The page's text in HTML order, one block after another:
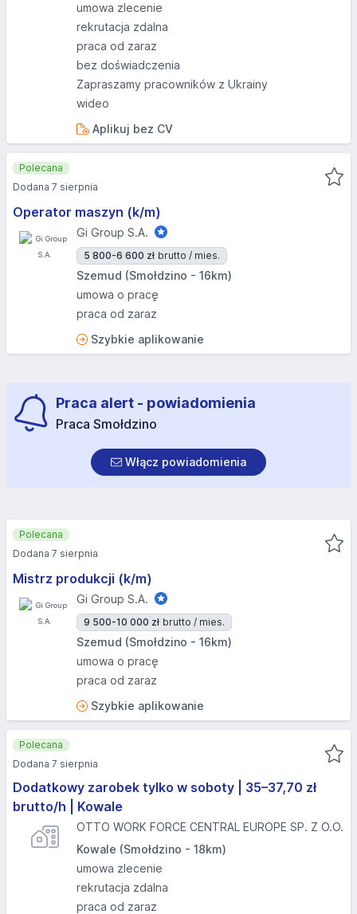
umowa zlecenie
rekrutacja zdalna
praca od zaraz
bez doświadczenia
Zapraszamy pracowników z Ukrainy
wideo
Aplikuj bez CV
Operator maszyn (k/m)
Gi Group S.A.
5 800-6 600 zł brutto / mies.
Szemud (Smołdzino - 16km)
umowa o pracę
praca od zaraz
Szybkie aplikowanie
Polecana
Dodana 7 sierpnia
Praca alert - powiadomienia
Praca Smołdzino
Włącz powiadomienia
Mistrz produkcji (k/m)
Gi Group S.A.
9 500-10 000 zł brutto / mies.
Szemud (Smołdzino - 16km)
umowa o pracę
praca od zaraz
Szybkie aplikowanie
Polecana
Dodana 7 sierpnia
Dodatkowy zarobek tylko w soboty | 35–37,70 zł
brutto/h | Kowale
OTTO WORK FORCE CENTRAL EUROPE SP. Z O.O.
Kowale (Smołdzino - 18km)
umowa zlecenie
rekrutacja zdalna
praca od zaraz
Polecana
Dodana 7 sierpnia